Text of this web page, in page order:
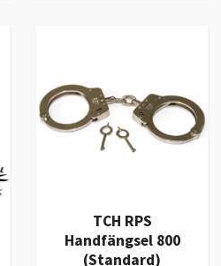
TCH RPS
Handfängsel 800
(Standard)